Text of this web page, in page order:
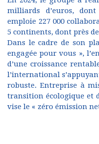
milliards d’euros,
emploie 227 000
5 continents, dont près de
Dans le cadre de son
engagée pour vous »,
d’une croissance
l’international
robuste. Entreprise à
transition écologique et
vise le « zéro émission